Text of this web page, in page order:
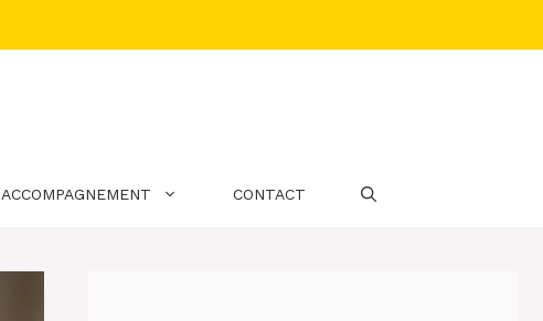
ACCOMPAGNEMENT CONTACT